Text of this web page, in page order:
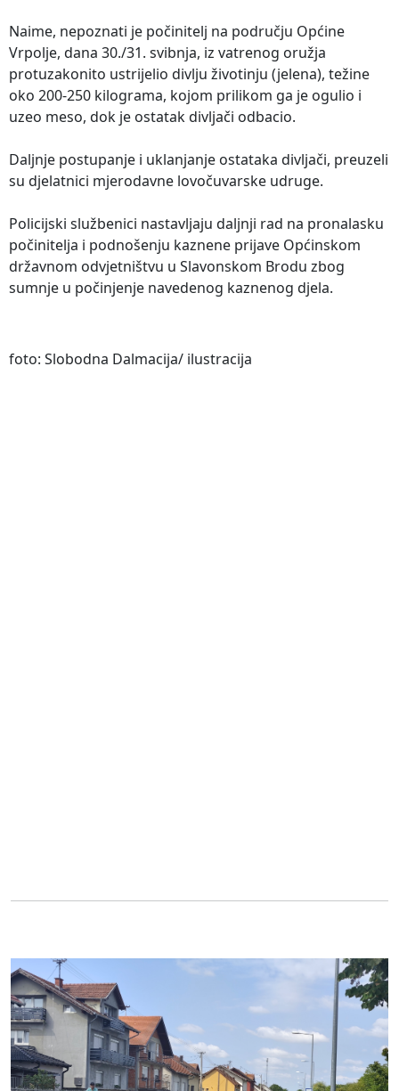
Naime, nepoznati je počinitelj na području Općine
Vrpolje, dana 30./31. svibnja, iz vatrenog oružja
protuzakonito ustrijelio divlju životinju (jelena), težine
oko 200-250 kilograma, kojom prilikom ga je ogulio i
uzeo meso, dok je ostatak divljači odbacio.
Daljnje postupanje i uklanjanje ostataka divljači, preuzeli
su djelatnici mjerodavne lovočuvarske udruge.
Policijski službenici nastavljaju daljnji rad na pronalasku
počinitelja i podnošenju kaznene prijave Općinskom
državnom odvjetništvu u Slavonskom Brodu zbog
sumnje u počinjenje navedenog kaznenog djela.
foto: Slobodna Dalmacija/ ilustracija